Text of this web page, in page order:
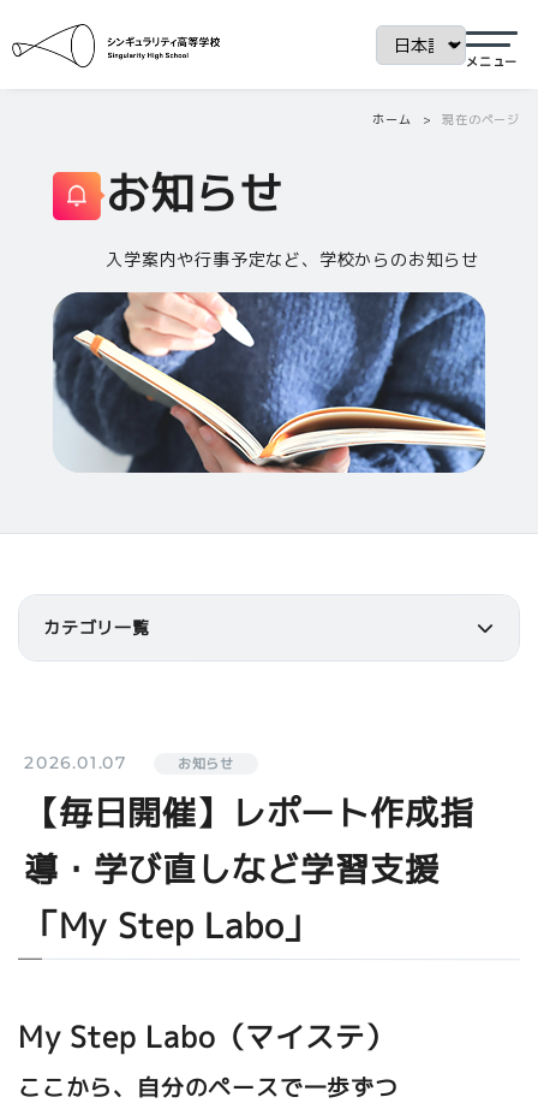
ホーム 現在のページ
お知らせ
入学案内や行事予定など、学校からのお知らせ
カテゴリ一覧
2026.01.07 お知らせ
【毎日開催】レポート作成指
導・学び直しなど学習支援
「My Step Labo」
My Step Labo（マイステ）
ここから、自分のペースで一歩ずつ